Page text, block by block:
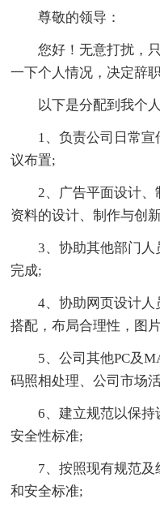
尊敬的领导：
您好！无意打扰，
一下个人情况，决定辞
以下是分配到我个
1、负责公司日常
议布置;
2、广告平面设计
资料的设计、制作与创新
3、协助其他部门人
完成;
4、协助网页设计
搭配，布局合理性，图
5、公司其他PC及
码照相处理、公司市场
6、建立规范以保
安全性标准;
7、按照现有规范
和安全标准;